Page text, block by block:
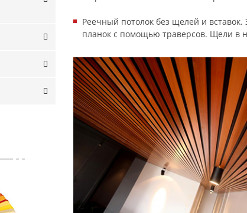
Реечный потолок без щелей и вставок.
планок с помощью траверсов. Щели в